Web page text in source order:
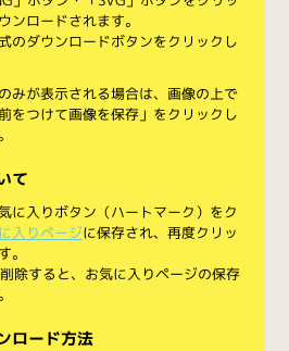
ンロードされます。
のダウンロードボタンをクリックし
みが表示される場合は、画像の上で
をつけて画像を保存」をクリックし
て
に入りボタン（ハートマーク）をク
入りページに保存され、再度クリッ
。
除すると、お気に入りページの保存
ロード方法